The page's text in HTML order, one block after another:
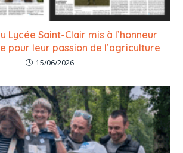
Lycée Saint-Clair mis à l’honneur
pour leur passion de l’agriculture
15/06/2026